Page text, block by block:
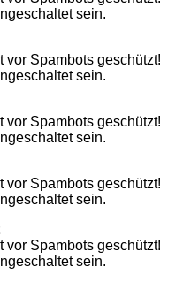
sein.
vor Spambots geschützt!
sein.
vor Spambots geschützt!
sein.
vor Spambots geschützt!
sein.
vor Spambots geschützt!
sein.